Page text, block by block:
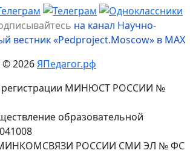
на канал Научно-
вестник «Pedproject.Moscow» в MAX
© 2026ЯПедагог.рф
регистрации МИНЮСТ РОССИИ №
образовательной
МИНКОМСВЯЗИ РОССИИ СМИ ЭЛ № ФС